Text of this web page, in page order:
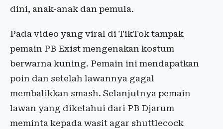
dini, anak-anak dan pemula.
Pada video yang viral di TikTok tampak
pemain PB Exist mengenakan kostum
berwarna kuning. Pemain ini mendapatkan
poin dan setelah lawannya gagal
membalikkan smash. Selanjutnya pemain
lawan yang diketahui dari PB Djarum
meminta kepada wasit agar shuttlecock